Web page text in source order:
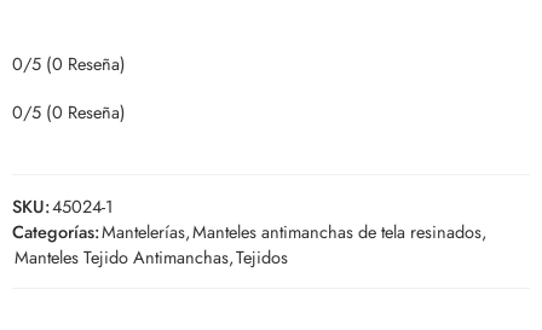
0/5 (0 Reseña)
0/5 (0 Reseña)
SKU:45024-1
Categorías:Mantelerías,Manteles antimanchas de tela resinados,
Manteles Tejido Antimanchas,Tejidos